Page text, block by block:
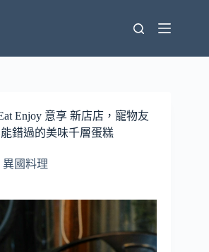
Enjoy 意享 新店店，寵物友
錯過的美味千層蛋糕
異國料理